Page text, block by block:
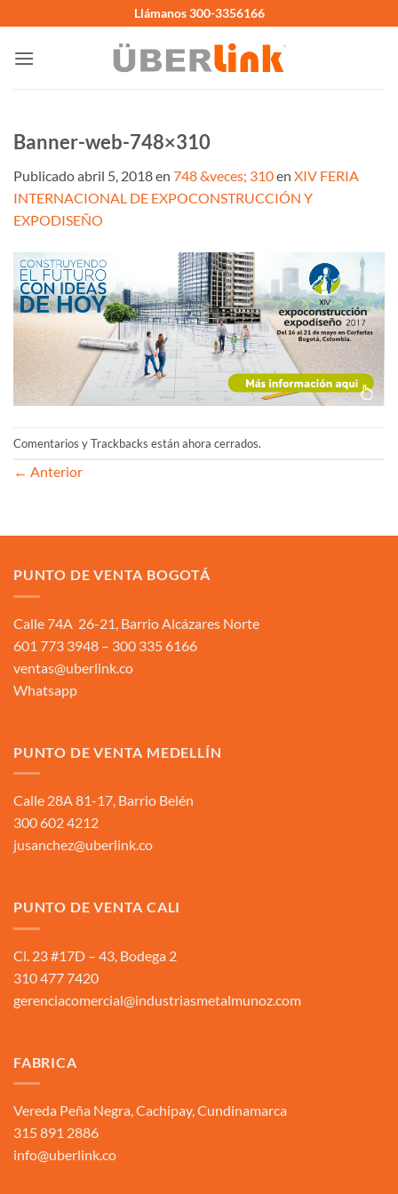
al
contenido
Llámanos 300-3356166
Banner-web-748×310
Publicadoabril 5, 2018en 748 &veces; 310en XIV FERIA
INTERNACIONAL DE EXPOCONSTRUCCIÓN Y
EXPODISEÑO
Comentarios y Trackbacks están ahora cerrados.
← Anterior
PUNTO DE VENTA BOGOTÁ
Calle 74A 26-21, Barrio Alcázares Norte
601 773 3948 – 300 335 6166
ventas@uberlink.co
Whatsapp
PUNTO DE VENTA MEDELLÍN
Calle 28A 81-17, Barrio Belén
300 602 4212
jusanchez@uberlink.co
PUNTO DE VENTA CALI
Cl. 23 #17D – 43, Bodega 2
310 477 7420
gerenciacomercial@industriasmetalmunoz.com
FABRICA
Vereda Peña Negra, Cachipay, Cundinamarca
315 891 2886
info@uberlink.co